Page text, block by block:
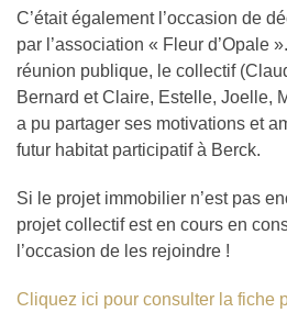
C’était également l’occasion de
par l’association « Fleur d’Opale
réunion publique, le collectif
Bernard et Claire, Estelle, Joelle,
a pu partager ses motivations et
futur habitat participatif à Berck.
Si le projet immobilier n’est pas
projet collectif est en cours en
l’occasion de les rejoindre !
Cliquez ici pour consulter la fiche